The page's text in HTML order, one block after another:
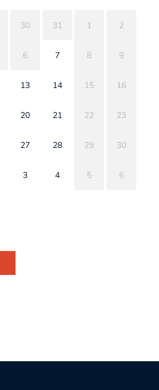
30 31 1 2
6 7 8 9
13 14 15 16
20 21 22 23
27 28 29 30
3 4 5 6